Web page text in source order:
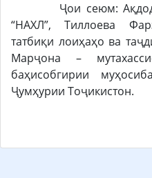
Ҷои сеюм:
“НАХЛ”, Тиллоева
татбиқи лоиҳаҳо ва
Марҷона –
баҳисобгирии
Ҷумҳурии Тоҷикистон.